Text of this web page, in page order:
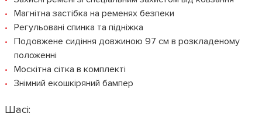
Магнітна застібка на ременях безпеки
Регульовані спинка та підніжка
Подовжене сидіння довжиною 97 см в розкладеному
положенні
Москітна сітка в комплекті
Знімний екошкіряний бампер
Шасі: